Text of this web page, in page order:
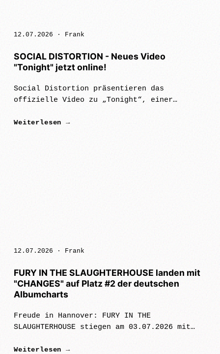
12.07.2026 · Frank
SOCIAL DISTORTION - Neues Video
"Tonight" jetzt online!
Social Distortion präsentieren das
offizielle Video zu „Tonight“, einer
dem „besten Album seit Jahren“ (Rolling
Weiterlesen →
12.07.2026 · Frank
FURY IN THE SLAUGHTERHOUSE landen mit
"CHANGES" auf Platz #2 der deutschen
Albumcharts
Freude in Hannover: FURY IN THE
SLAUGHTERHOUSE stiegen am 03.07.2026 mit
Weiterlesen →